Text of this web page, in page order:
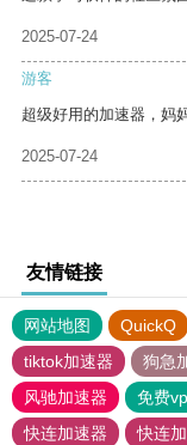
2025-07-24
游客
超级好用的加速器，妈
2025-07-24
友情链接
网站地图 QuickQ
tiktok加速器
狗急
风驰加速器
免费
快连加速器
快连